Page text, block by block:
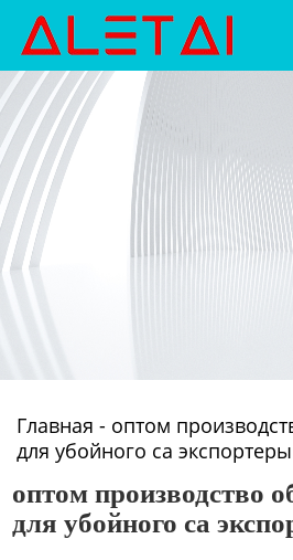
Главная
Продукция
Новости
О Hас
Контакты
Главная - оптом
для убойного са экспортеры
оптом производство
для убойного са